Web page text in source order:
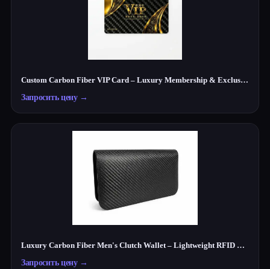
Custom Carbon Fiber VIP Card – Luxury Membership & Exclusive Club Card
Запросить цену→
Luxury Carbon Fiber Men's Clutch Wallet – Lightweight RFID Travel Organizer
Запросить цену→